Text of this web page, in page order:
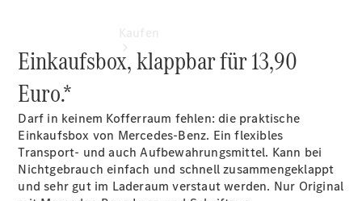
Übersicht
Gebrauchtwagensuche
Junge
Einkaufsbox, klappbar für 13,90
Euro.*
Darf in keinem Kofferraum fehlen: die praktische
Einkaufsbox von Mercedes-Benz. Ein flexibles
Transport- und auch Aufbewahrungsmittel. Kann bei
Nichtgebrauch einfach und schnell zusammengeklappt
und sehr gut im Laderaum verstaut werden. Nur Original